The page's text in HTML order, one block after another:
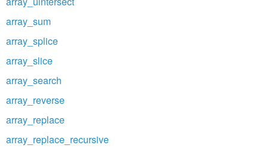
array_sum
array_splice
array_slice
array_search
array_reverse
array_replace
array_replace_recursive